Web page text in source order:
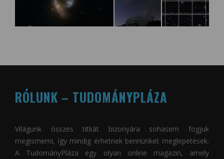
RÓLUNK – TUDOMÁNYPLÁZA
Világunk összes titkát bizonyára sohasem fogjuk
megismerni, így mindig érhetnek bennünket meglepetések.
A TudományPláza egy olyan online magazin, amely